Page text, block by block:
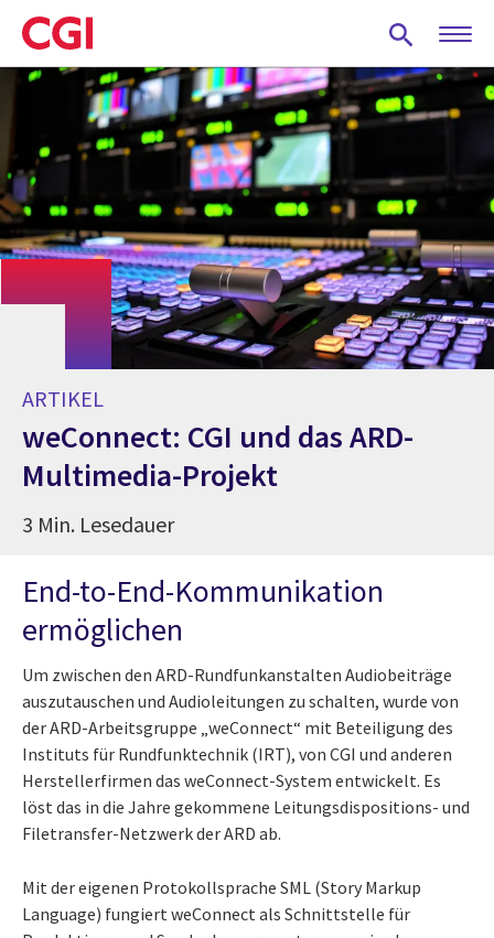
Skip
to
main
ARTIKEL
weConnect: CGI und das ARD-
Multimedia-Projekt
3 Min. Lesedauer
End-to-End-Kommunikation
ermöglichen
Um zwischen den ARD-Rundfunkanstalten Audiobeiträge
auszutauschen und Audioleitungen zu schalten, wurde von
der ARD-Arbeitsgruppe „weConnect“ mit Beteiligung des
Instituts für Rundfunktechnik (IRT), von CGI und anderen
Herstellerfirmen das weConnect-System entwickelt. Es
löst das in die Jahre gekommene Leitungsdispositions- und
Filetransfer-Netzwerk der ARD ab.
Mit der eigenen Protokollsprache SML (Story Markup
Language) fungiert weConnect als Schnittstelle für